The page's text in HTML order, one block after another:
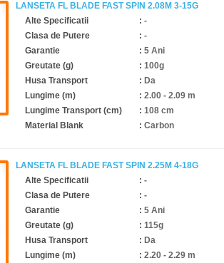
LANSETA FL BLADE FAST SPIN 2.08M 3-15G
Alte Specificatii
: -
Clasa de Putere
: -
Garantie
: 5 Ani
Greutate (g)
: 100g
Husa Transport
: Da
Lungime (m)
: 2.00 - 2.09 m
Lungime Transport (cm)
: 108 cm
Material Blank
: Carbon
LANSETA FL BLADE FAST SPIN 2.25M 4-18G
Alte Specificatii
: -
Clasa de Putere
: -
Garantie
: 5 Ani
Greutate (g)
: 115g
Husa Transport
: Da
Lungime (m)
: 2.20 - 2.29 m